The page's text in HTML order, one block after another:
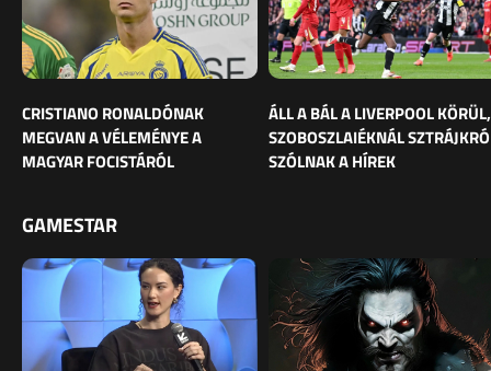
CRISTIANO RONALDÓNAK
MEGVAN A VÉLEMÉNYE A
MAGYAR FOCISTÁRÓL
ÁLL A BÁL A LIVERPOOL KÖRÜL,
SZOBOSZLAIÉKNÁL
SZÓLNAK A HÍREK
GAMESTAR